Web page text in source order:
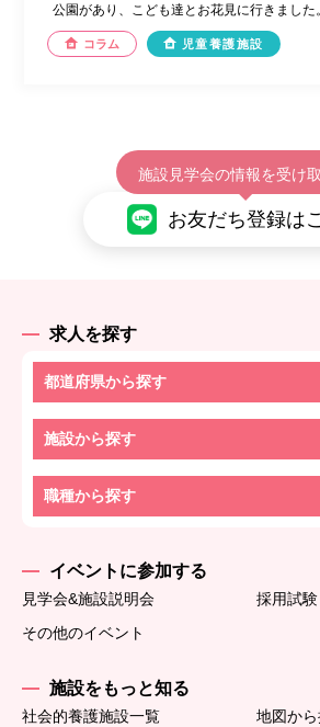
公園があり、こども達とお花見に行きました
コラム 児童養護施設
施設見学会の情報を受け取
お友だち登録は
求人を探す
都道府県から探す
施設から探す
職種から探す
イベントに参加する
見学会&施設説明会
採用試験
その他のイベント
施設をもっと知る
社会的養護施設一覧
地図か